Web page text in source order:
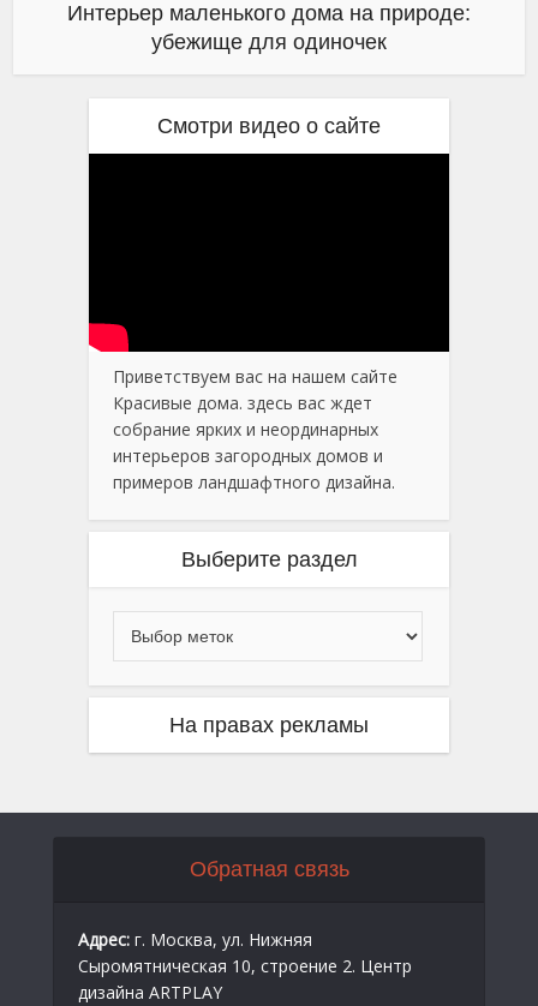
Интерьер маленького дома на природе:
убежище для одиночек
Смотри видео о сайте
Приветствуем вас на нашем сайте
Красивые дома. здесь вас ждет
собрание ярких и неординарных
интерьеров загородных домов и
примеров ландшафтного дизайна.
Выберите раздел
На правах рекламы
Обратная связь
Адрес: г. Москва, ул. Нижняя
Сыромятническая 10, строение 2. Центр
дизайна ARTPLAY